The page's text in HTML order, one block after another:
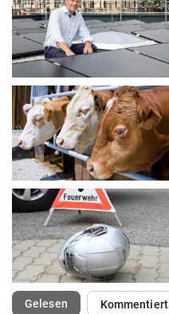
Gelesen(ausgewählt)Kommentiert